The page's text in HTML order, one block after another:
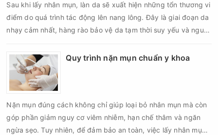
Sau khi lấy nhân mụn, làn da sẽ xuất hiện những tổn thương vi
điểm do quá trình tác động lên nang lông. Đây là giai đoạn da
nhạy cảm nhất, hàng rào bảo vệ da tạm thời suy yếu và nguy
nếu chăm sóc không đúng cách. Chính vì vậy, việc chăm sóc
da sau nặn mụn không chỉ giúp vùng da hồi phục nhanh hơn
mà còn góp phần giảm nguy cơ tái phát mụn và hạn chế các
biến chứng về sau.
Quy trình nặn mụn chuẩn y khoa
Nặn mụn đúng cách không chỉ giúp loại bỏ nhân mụn mà còn
góp phần giảm nguy cơ viêm nhiễm, hạn chế thâm và ngăn
ngừa sẹo. Tuy nhiên, để đảm bảo an toàn, việc lấy nhân mụn